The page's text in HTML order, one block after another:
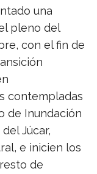
una
pleno del
con el fin de
contempladas
de Inundación
Júcar,
e inicien los
de